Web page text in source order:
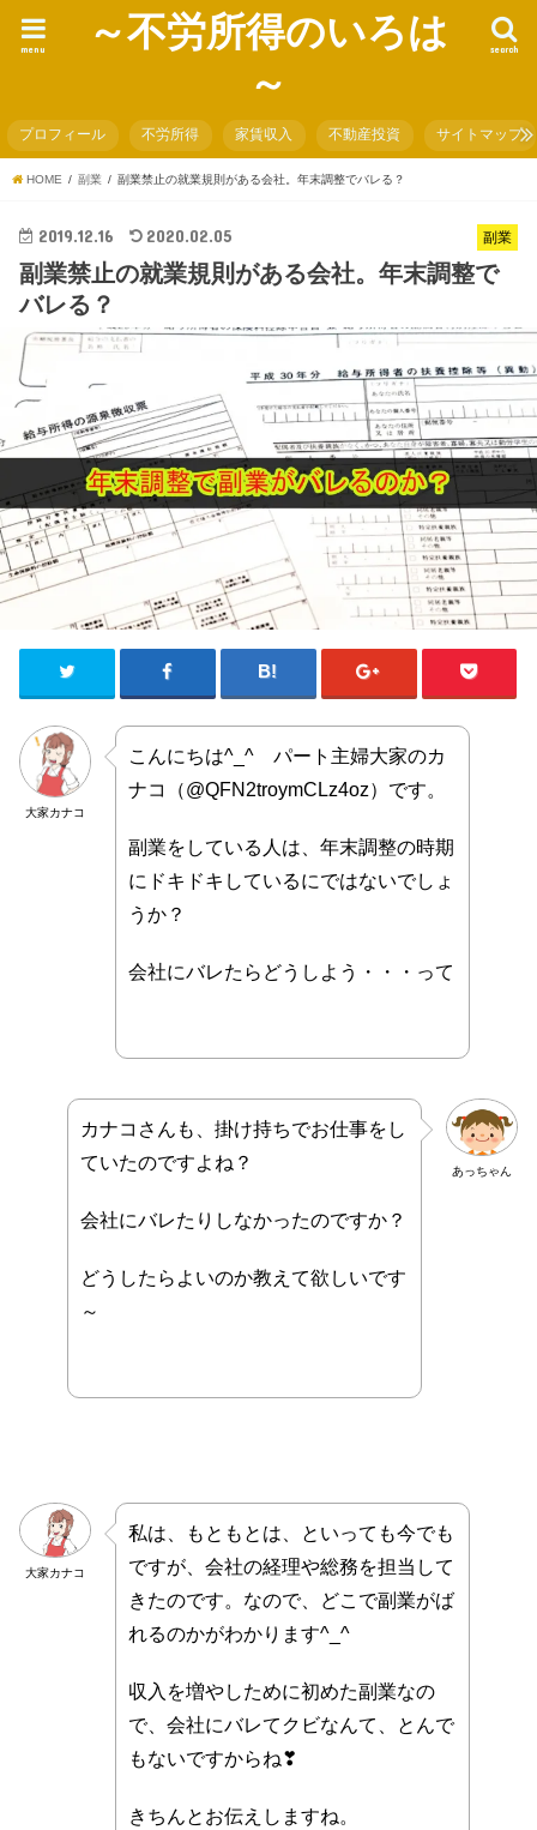
～不労所得のいろは
～
search
menu
プロフィール 不労所得 家賃収入 不動産投資 サイトマップ
HOME 副業 副業禁止の就業規則がある会社。年末調整でバレる？
副業
2019.12.16 2020.02.05
副業禁止の就業規則がある会社。年末調整で
バレる？
大家カナコ
こんにちは^_^ パート主婦大家のカ
ナコ（@QFN2troymCLz4oz）です。
副業をしている人は、年末調整の時期
にドキドキしているにではないでしょ
うか？
会社にバレたらどうしよう・・・って
あっちゃん
カナコさんも、掛け持ちでお仕事をし
ていたのですよね？
会社にバレたりしなかったのですか？
どうしたらよいのか教えて欲しいです
～
大家カナコ
私は、もともとは、といっても今でも
ですが、会社の経理や総務を担当して
きたのです。なので、どこで副業がば
れるのかがわかります^_^
収入を増やしために初めた副業なの
で、会社にバレてクビなんて、とんで
もないですからね❣
きちんとお伝えしますね。